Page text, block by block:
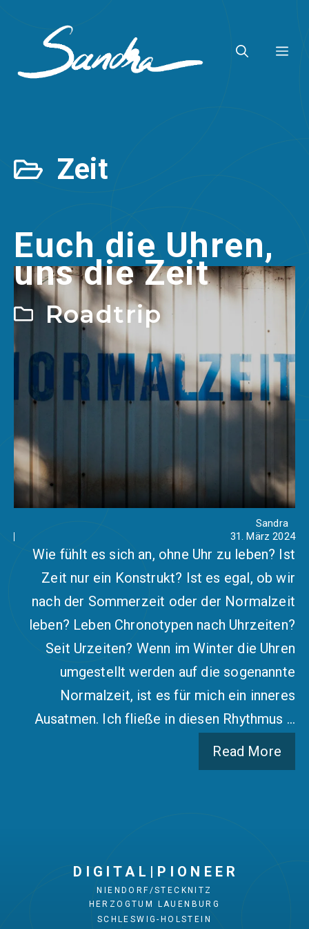
Zeit
Euch die Uhren,
uns die Zeit
Roadtrip
Sandra
31. März 2024
Wie fühlt es sich an, ohne Uhr zu leben? Ist
Zeit nur ein Konstrukt? Ist es egal, ob wir
nach der Sommerzeit oder der Normalzeit
leben? Leben Chronotypen nach Uhrzeiten?
Seit Urzeiten? Wenn im Winter die Uhren
umgestellt werden auf die sogenannte
Normalzeit, ist es für mich ein inneres
Ausatmen. Ich fließe in diesen Rhythmus …
Read More
D I G I T A L | P I O N E E R
NIENDORF/STECKNITZ
HERZOGTUM LAUENBURG
SCHLESWIG-HOLSTEIN